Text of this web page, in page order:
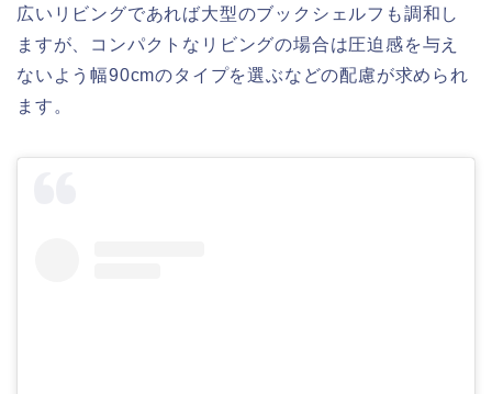
広いリビングであれば大型のブックシェルフも調和し
ますが、コンパクトなリビングの場合は圧迫感を与え
ないよう幅90cmのタイプを選ぶなどの配慮が求められ
ます。